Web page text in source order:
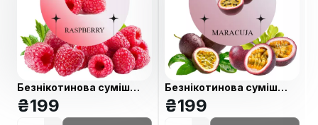
Безнікотинова суміш
Indigo Raspberry
(Малина) 100 гр
₴199
Безнікотинова суміш
Indigo Maracuja
(Маракуйя) 100 гр
₴199